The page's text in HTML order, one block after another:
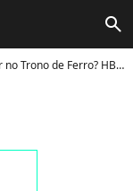
search
HBO te ajuda a imaginar! - Foto